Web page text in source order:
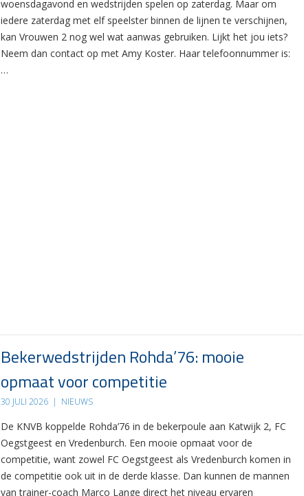
woensdagavond en wedstrijden spelen op zaterdag. Maar om
iedere zaterdag met elf speelster binnen de lijnen te verschijnen,
kan Vrouwen 2 nog wel wat aanwas gebruiken. Lijkt het jou iets?
Neem dan contact op met Amy Koster. Haar telefoonnummer is:
…
Bekerwedstrijden Rohda’76: mooie
opmaat voor competitie
30 JULI 2026 | NIEUWS
De KNVB koppelde Rohda’76 in de bekerpoule aan Katwijk 2, FC
Oegstgeest en Vredenburch. Een mooie opmaat voor de
competitie, want zowel FC Oegstgeest als Vredenburch komen in
de competitie ook uit in de derde klasse. Dan kunnen de mannen
van trainer-coach Marco Lange direct het niveau ervaren